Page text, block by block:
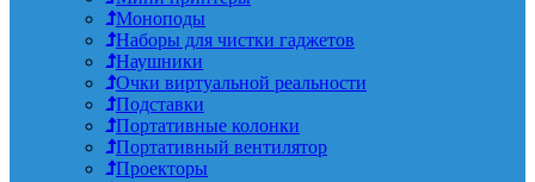
Моноподы
Наборы для чистки гаджетов
Наушники
Очки виртуальной реальности
Подставки
Портативные колонки
Портативный вентилятор
Проекторы